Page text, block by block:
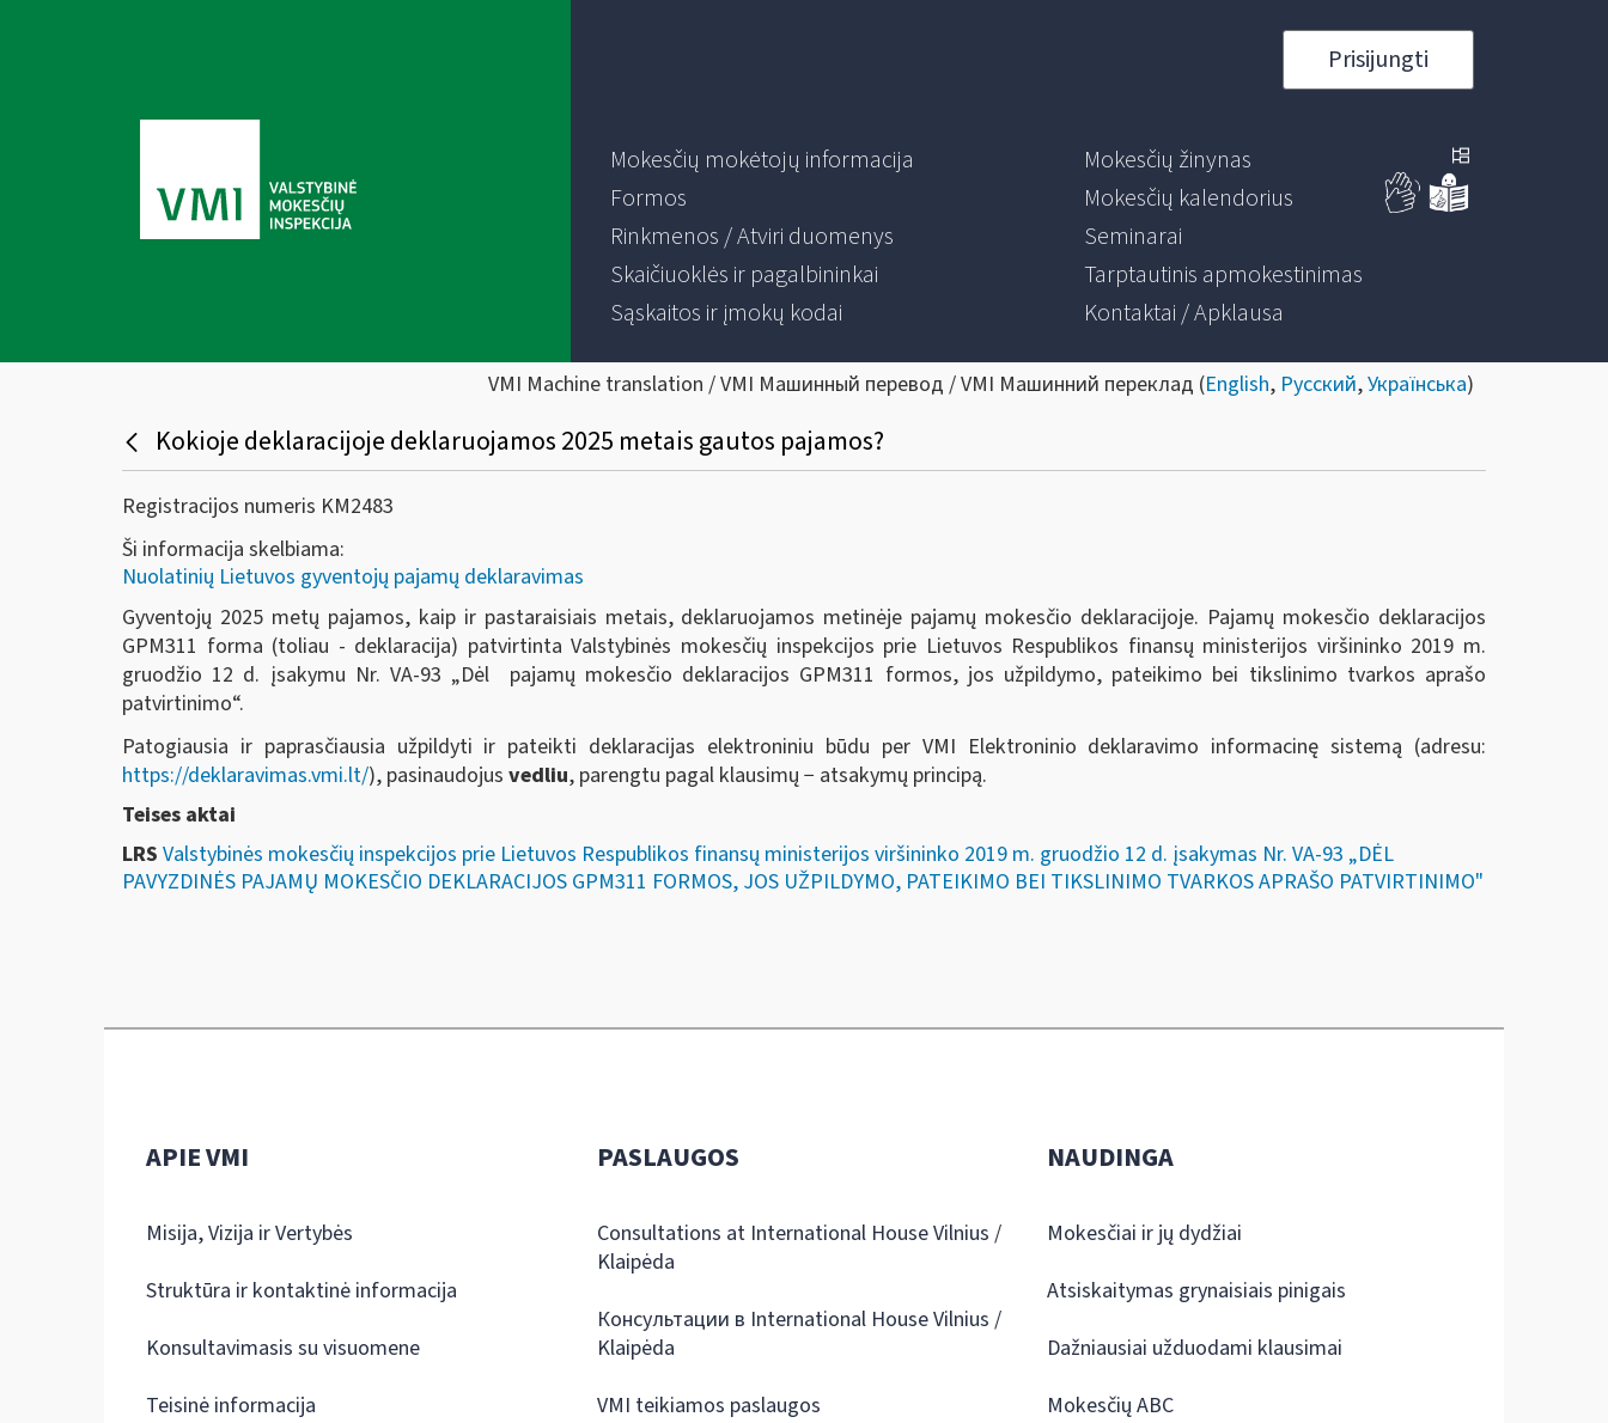
Prisijungti
Mokesčių mokėtojų informacija
Formos
Rinkmenos / Atviri duomenys
Skaičiuoklės ir pagalbininkai
Sąskaitos ir įmokų kodai
Mokesčių žinynas
Mokesčių kalendorius
Seminarai
Tarptautinis apmokestinimas
Kontaktai / Apklausa
VMI Machine translation / VMI Машинный перевод / VMI Машинний переклад (English, Русский,Українська)
Kokioje deklaracijoje deklaruojamos 2025 metais gautos pajamos?
Registracijos numeris KM2483
Ši informacija skelbiama:
Nuolatinių Lietuvos gyventojų pajamų deklaravimas
Gyventojų 2025 metų pajamos, kaip ir pastaraisiais metais, deklaruojamos metinėje pajamų mokesčio deklaracijoje. Pajamų mokesčio deklaracijos
GPM311 forma (toliau - deklaracija) patvirtinta Valstybinės mokesčių inspekcijos prie Lietuvos Respublikos finansų ministerijos viršininko 2019 m.
gruodžio 12 d. įsakymu Nr. VA-93 „Dėl pajamų mokesčio deklaracijos GPM311 formos, jos užpildymo, pateikimo bei tikslinimo tvarkos aprašo
patvirtinimo“.
Patogiausia ir paprasčiausia užpildyti ir pateikti deklaracijas elektroniniu būdu per VMI Elektroninio deklaravimo informacinę sistemą (adresu:
https://deklaravimas.vmi.lt/), pasinaudojus vedliu, parengtu pagal klausimų − atsakymų principą.
Teises aktai
LRS Valstybinės mokesčių inspekcijos prie Lietuvos Respublikos finansų ministerijos viršininko 2019 m. gruodžio 12 d. įsakymas Nr. VA-93 „DĖL
PAVYZDINĖS PAJAMŲ MOKESČIO DEKLARACIJOS GPM311 FORMOS, JOS UŽPILDYMO, PATEIKIMO BEI TIKSLINIMO TVARKOS APRAŠO PATVIRTINIMO"
APIE VMI
Misija, Vizija ir Vertybės
Struktūra ir kontaktinė informacija
Konsultavimasis su visuomene
Teisinė informacija
PASLAUGOS
Consultations at International House Vilnius /
Klaipėda
Консультации в International House Vilnius /
Klaipėda
VMI teikiamos paslaugos
NAUDINGA
Mokesčiai ir jų dydžiai
Atsiskaitymas grynaisiais pinigais
Dažniausiai užduodami klausimai
Mokesčių ABC